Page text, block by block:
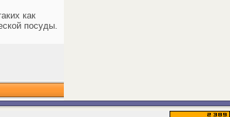
как
посуды.